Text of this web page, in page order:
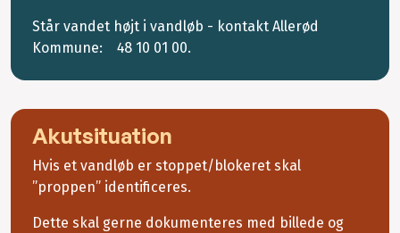
Står vandet højt i vandløb - kontakt Allerød
Kommune: 48 10 01 00.
Akutsituation
Hvis et vandløb er stoppet/blokeret skal
”proppen” identificeres.
Dette skal gerne dokumenteres med billede og